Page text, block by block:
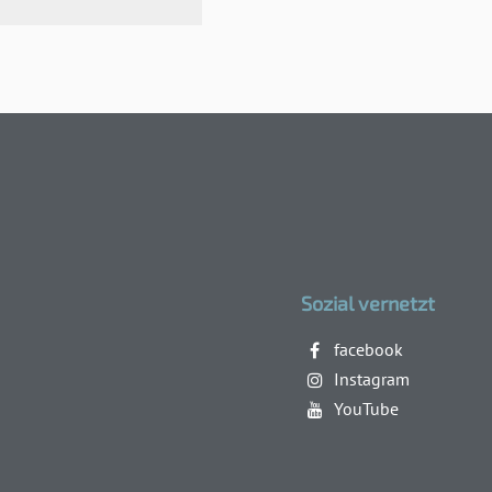
Sozial vernetzt
facebook
Instagram
YouTube